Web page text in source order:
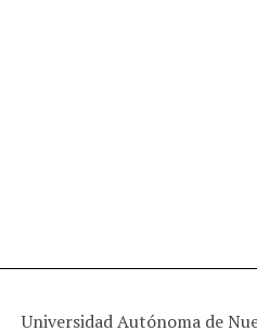
Universidad Autónoma de